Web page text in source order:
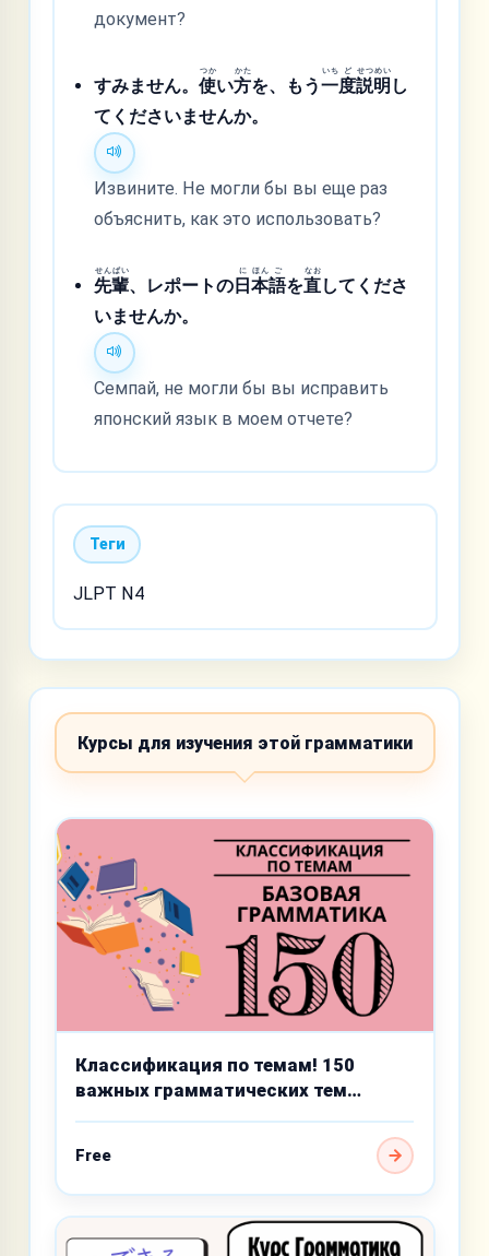
документ?
すみません。使
つか
い方
かた
を、もう一
いち
度
ど
説
せつ
明
めい
し
てくださいませんか。
Извините. Не могли бы вы еще раз
объяснить, как это использовать?
先
せん
輩
ぱい
、レポートの日
に
本
ほん
語
ご
を直
なお
してくださ
いませんか。
Семпай, не могли бы вы исправить
японский язык в моем отчете?
Теги
JLPT N4
Курсы для изучения этой грамматики
Классификация по темам! 150
важных грамматических тем
Free